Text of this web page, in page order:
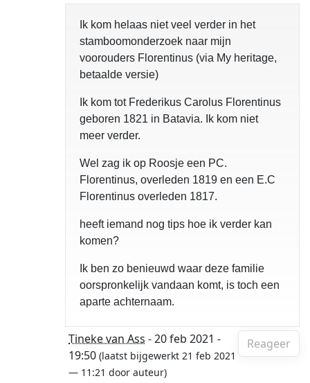
Ik kom helaas niet veel verder in het
stamboomonderzoek naar mijn
voorouders Florentinus (via My heritage,
betaalde versie)
Ik kom tot Frederikus Carolus Florentinus
geboren 1821 in Batavia. Ik kom niet
meer verder.
Wel zag ik op Roosje een PC.
Florentinus, overleden 1819 en een E.C
Florentinus overleden 1817.
heeft iemand nog tips hoe ik verder kan
komen?
Ik ben zo benieuwd waar deze familie
oorspronkelijk vandaan komt, is toch een
aparte achternaam.
Reageer
Tineke van Ass - 20 feb 2021 -
19:50 (laatst bijgewerkt 21 feb 2021
— 11:21 door auteur)